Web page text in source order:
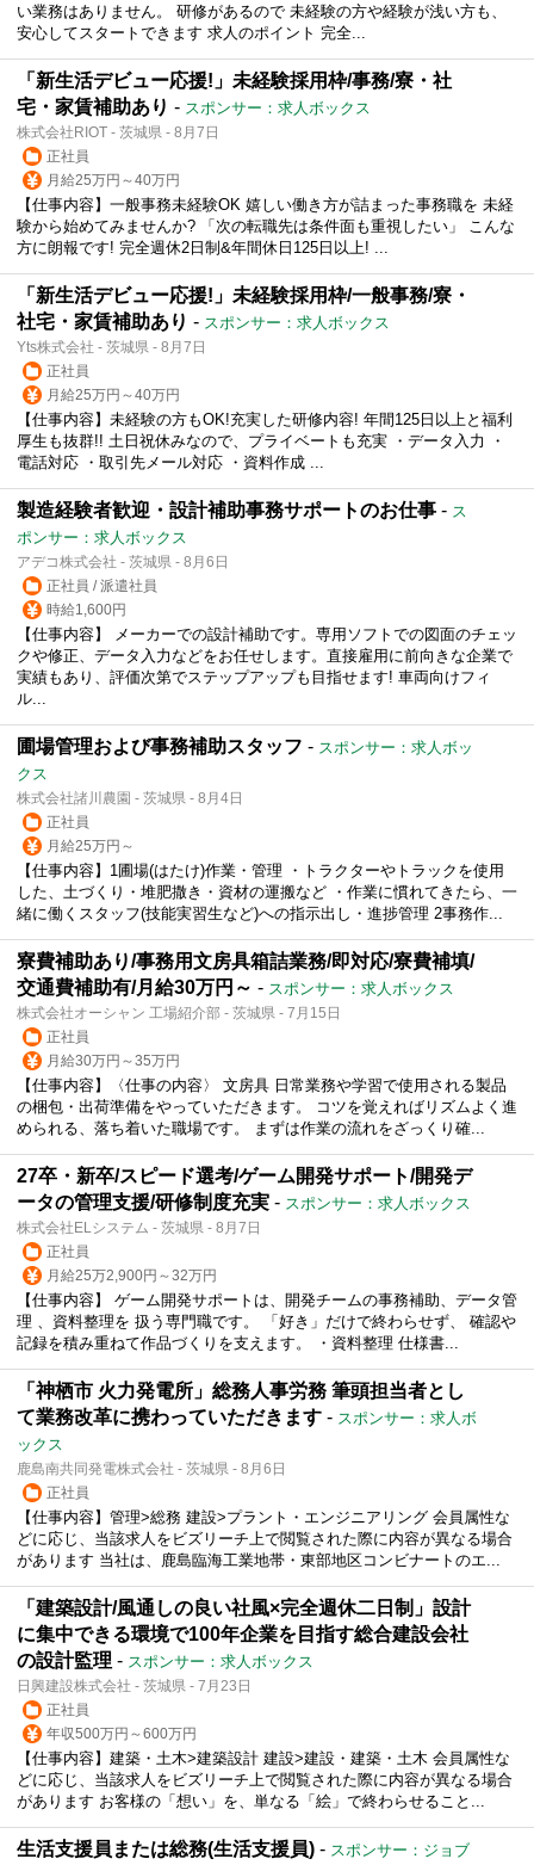
い業務はありません。 研修があるので 未経験の方や経験が浅い方も、
安心してスタートできます 求人のポイント 完全...
「新生活デビュー応援!」未経験採用枠/事務/寮・社
宅・家賃補助あり - スポンサー：求人ボックス
株式会社RIOT - 茨城県 - 8月7日
正社員
月給25万円～40万円
【仕事内容】一般事務未経験OK 嬉しい働き方が詰まった事務職を 未経
験から始めてみませんか? 「次の転職先は条件面も重視したい」 こんな
方に朗報です! 完全週休2日制&年間休日125日以上! ...
「新生活デビュー応援!」未経験採用枠/一般事務/寮・
社宅・家賃補助あり - スポンサー：求人ボックス
Yts株式会社 - 茨城県 - 8月7日
正社員
月給25万円～40万円
【仕事内容】未経験の方もOK!充実した研修内容! 年間125日以上と福利
厚生も抜群!! 土日祝休みなので、プライベートも充実 ・データ入力 ・
電話対応 ・取引先メール対応 ・資料作成 ...
製造経験者歓迎・設計補助事務サポートのお仕事 - ス
ポンサー：求人ボックス
アデコ株式会社 - 茨城県 - 8月6日
正社員 / 派遣社員
時給1,600円
【仕事内容】 メーカーでの設計補助です。専用ソフトでの図面のチェッ
クや修正、データ入力などをお任せします。直接雇用に前向きな企業で
実績もあり、評価次第でステップアップも目指せます! 車両向けフィ
ル...
圃場管理および事務補助スタッフ - スポンサー：求人ボッ
クス
株式会社諸川農園 - 茨城県 - 8月4日
正社員
月給25万円～
【仕事内容】1圃場(はたけ)作業・管理 ・トラクターやトラックを使用
した、土づくり・堆肥撒き・資材の運搬など ・作業に慣れてきたら、一
緒に働くスタッフ(技能実習生など)への指示出し・進捗管理 2事務作...
寮費補助あり/事務用文房具箱詰業務/即対応/寮費補填/
交通費補助有/月給30万円～ - スポンサー：求人ボックス
株式会社オーシャン 工場紹介部 - 茨城県 - 7月15日
正社員
月給30万円～35万円
【仕事内容】〈仕事の内容〉 文房具 日常業務や学習で使用される製品
の梱包・出荷準備をやっていただきます。 コツを覚えればリズムよく進
められる、落ち着いた職場です。 まずは作業の流れをざっくり確...
27卒・新卒/スピード選考/ゲーム開発サポート/開発デ
ータの管理支援/研修制度充実 - スポンサー：求人ボックス
株式会社ELシステム - 茨城県 - 8月7日
正社員
月給25万2,900円～32万円
【仕事内容】 ゲーム開発サポートは、開発チームの事務補助、データ管
理 、資料整理を 扱う専門職です。 「好き」だけで終わらせず、 確認や
記録を積み重ねて作品づくりを支えます。 ・資料整理 仕様書...
「神栖市 火力発電所」総務人事労務 筆頭担当者とし
て業務改革に携わっていただきます - スポンサー：求人ボ
ックス
鹿島南共同発電株式会社 - 茨城県 - 8月6日
正社員
【仕事内容】管理>総務 建設>プラント・エンジニアリング 会員属性な
どに応じ、当該求人をビズリーチ上で閲覧された際に内容が異なる場合
があります 当社は、鹿島臨海工業地帯・東部地区コンビナートのエ...
「建築設計/風通しの良い社風×完全週休二日制」設計
に集中できる環境で100年企業を目指す総合建設会社
の設計監理 - スポンサー：求人ボックス
日興建設株式会社 - 茨城県 - 7月23日
正社員
年収500万円～600万円
【仕事内容】建築・土木>建築設計 建設>建設・建築・土木 会員属性な
どに応じ、当該求人をビズリーチ上で閲覧された際に内容が異なる場合
があります お客様の「想い」を、単なる「絵」で終わらせること...
生活支援員または総務(生活支援員) - スポンサー：ジョブ